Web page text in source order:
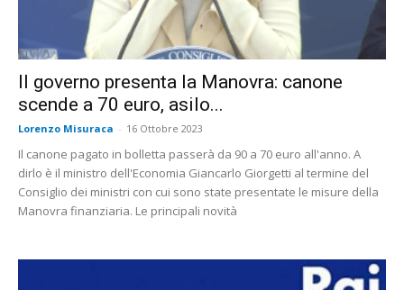
Il governo presenta la Manovra: canone
scende a 70 euro, asilo...
Lorenzo Misuraca - 16 Ottobre 2023
Il canone pagato in bolletta passerà da 90 a 70 euro all'anno. A
dirlo è il ministro dell'Economia Giancarlo Giorgetti al termine del
Consiglio dei ministri con cui sono state presentate le misure della
Manovra finanziaria. Le principali novità